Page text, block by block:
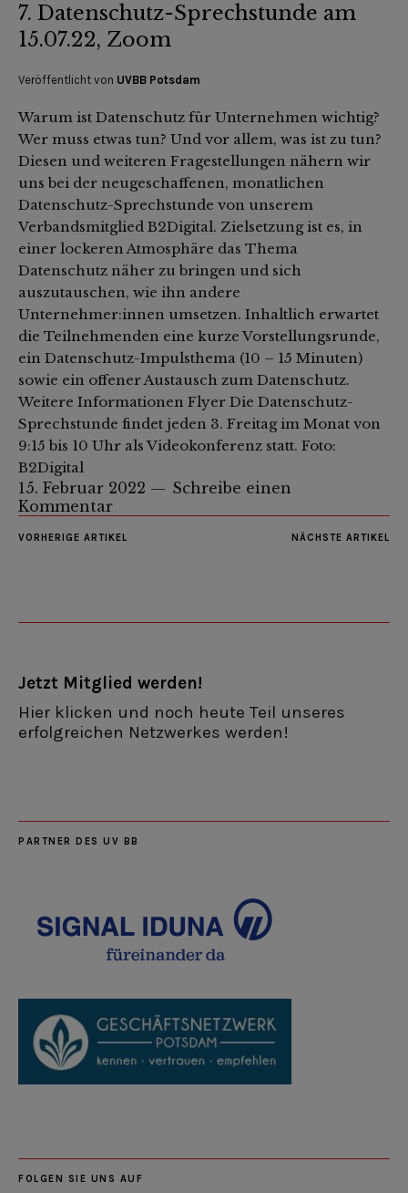
7. Datenschutz-Sprechstunde am
15.07.22, Zoom
Veröffentlicht von UVBB Potsdam
Warum ist Datenschutz für Unternehmen wichtig?
Wer muss etwas tun? Und vor allem, was ist zu tun?
Diesen und weiteren Fragestellungen nähern wir
uns bei der neugeschaffenen, monatlichen
Datenschutz-Sprechstunde von unserem
Verbandsmitglied B2Digital. Zielsetzung ist es, in
einer lockeren Atmosphäre das Thema
Datenschutz näher zu bringen und sich
auszutauschen, wie ihn andere
Unternehmer:innen umsetzen. Inhaltlich erwartet
die Teilnehmenden eine kurze Vorstellungsrunde,
ein Datenschutz-Impulsthema (10 – 15 Minuten)
sowie ein offener Austausch zum Datenschutz.
Weitere Informationen Flyer Die Datenschutz-
Sprechstunde findet jeden 3. Freitag im Monat von
9:15 bis 10 Uhr als Videokonferenz statt. Foto:
B2Digital
15. Februar 2022
Schreibe einen
Kommentar
VORHERIGE ARTIKEL NÄCHSTE ARTIKEL
Jetzt Mitglied werden!
Hier klicken und noch heute Teil unseres
erfolgreichen Netzwerkes werden!
PARTNER DES UV BB
FOLGEN SIE UNS AUF